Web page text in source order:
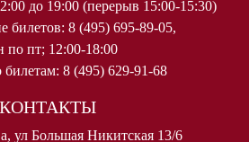
до 19:00 (перерыв 15:00-15:30)
билетов: 8 (495) 695-89-05,
по пт; 12:00-18:00
8 (495) 629-91-68
КОНТАКТЫ
ул Большая Никитская 13/6